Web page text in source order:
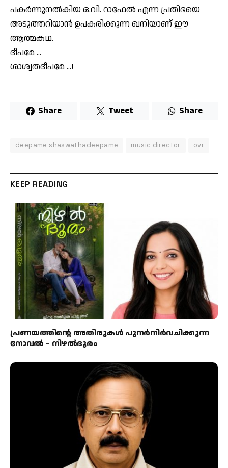
പകര്‍ന്നുനല്‍കിയ ഒ.വി. റാഫേല്‍ എന്ന പ്രതിഭയെ
അടുത്തറിയാന്‍ ഉപകരിക്കുന്ന ഖനിയാണ് ഈ
ആത്മകഥ.
ദീപമേ …
ശാശ്വതദീപമേ …!
Share Tweet Share
deepame shaswathadeepame music director ovr
KEEP READING
പ്രണയത്തിന്റെ അതിരുകൾ പുനർനിർവചിക്കുന്ന
നോവൽ – നിഴൽദൂരം